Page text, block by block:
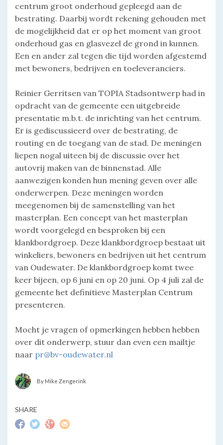
centrum groot onderhoud gepleegd aan de
bestrating. Daarbij wordt rekening gehouden met
de mogelijkheid dat er op het moment van groot
onderhoud gas en glasvezel de grond in kunnen.
Een en ander zal tegen die tijd worden afgestemd
met bewoners, bedrijven en toeleveranciers.
Reinier Gerritsen van TOPIA Stadsontwerp had in
opdracht van de gemeente een uitgebreide
presentatie m.b.t. de inrichting van het centrum.
Er is gediscussieerd over de bestrating, de
routing en de toegang van de stad. De meningen
liepen nogal uiteen bij de discussie over het
autovrij maken van de binnenstad. Alle
aanwezigen konden hun mening geven over alle
onderwerpen. Deze meningen worden
meegenomen bij de samenstelling van het
masterplan. Een concept van het masterplan
wordt voorgelegd en besproken bij een
klankbordgroep. Deze klankbordgroep bestaat uit
winkeliers, bewoners en bedrijven uit het centrum
van Oudewater. De klankbordgroep komt twee
keer bijeen, op 6 juni en op 20 juni. Op 4 juli zal de
gemeente het definitieve Masterplan Centrum
presenteren.
Mocht je vragen of opmerkingen hebben hebben
over dit onderwerp, stuur dan even een mailtje
naar pr@bv-oudewater.nl
By Mike Zengerink
SHARE